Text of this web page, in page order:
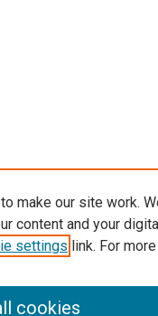
make our site work.
content and your
settings link. For
cookies